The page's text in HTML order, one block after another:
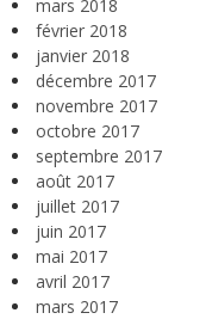
mars 2018
février 2018
janvier 2018
décembre 2017
novembre 2017
octobre 2017
septembre 2017
août 2017
juillet 2017
juin 2017
mai 2017
avril 2017
mars 2017